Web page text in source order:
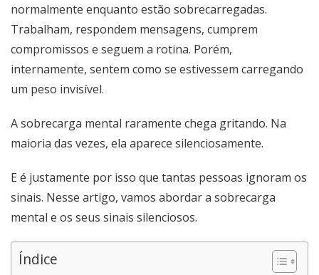
normalmente enquanto estão sobrecarregadas.
Trabalham, respondem mensagens, cumprem
compromissos e seguem a rotina. Porém,
internamente, sentem como se estivessem carregando
um peso invisível.
A sobrecarga mental raramente chega gritando. Na
maioria das vezes, ela aparece silenciosamente.
E é justamente por isso que tantas pessoas ignoram os
sinais. Nesse artigo, vamos abordar a sobrecarga
mental e os seus sinais silenciosos.
Índice